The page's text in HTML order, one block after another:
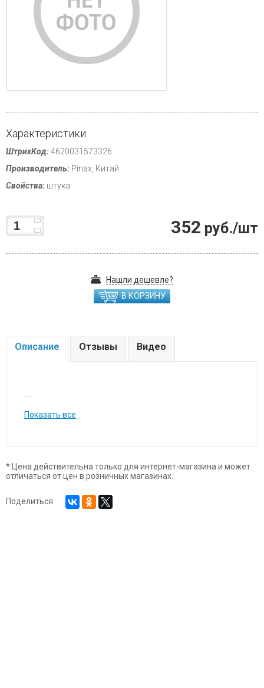
Характеристики:
ШтрихКод:4620031573326
Производитель: Pinax, Китай
Свойства: штука
352 руб./шт
Нашли дешевле?
В КОРЗИНУ
Описание Отзывы Видео
Показать все
* Цена действительна только для интернет-магазина и может
отличаться от цен в розничных магазинах.
Поделиться: